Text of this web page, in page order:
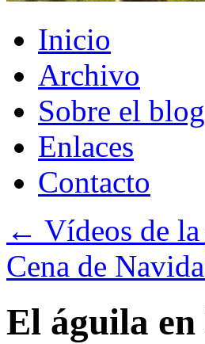
Inicio
Archivo
Sobre el blog
Enlaces
Contacto
← Vídeos de
Cena de
El águila en